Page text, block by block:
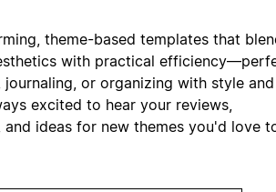
theme-based templates that
with practical
journaling, or organizing with style and
excited to hear your reviews,
and ideas for new themes you'd love